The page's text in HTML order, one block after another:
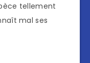
tellement
mal ses